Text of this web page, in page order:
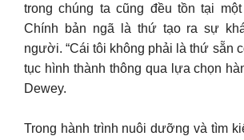
trong chúng ta cũng đều tồn tại
Chính bản ngã là thứ tạo ra sự
người. “Cái tôi không phải là thứ sẵn
tục hình thành thông qua lựa chọn
Dewey.
Trong hành trình nuôi dưỡng và tìm